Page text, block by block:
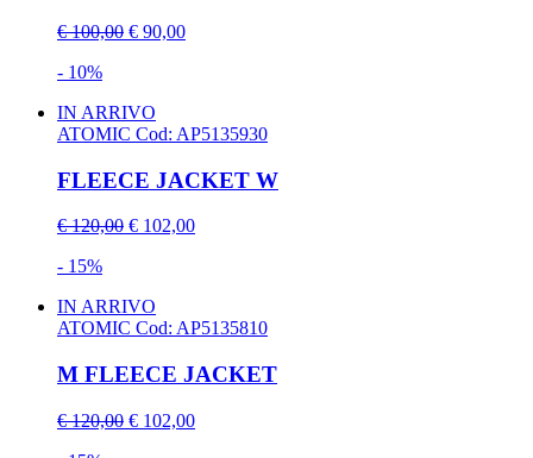
€ 100,00 € 90,00
- 10%
IN ARRIVO
ATOMIC Cod: AP5135930
FLEECE JACKET W
€ 120,00 € 102,00
- 15%
IN ARRIVO
ATOMIC Cod: AP5135810
M FLEECE JACKET
€ 120,00 € 102,00